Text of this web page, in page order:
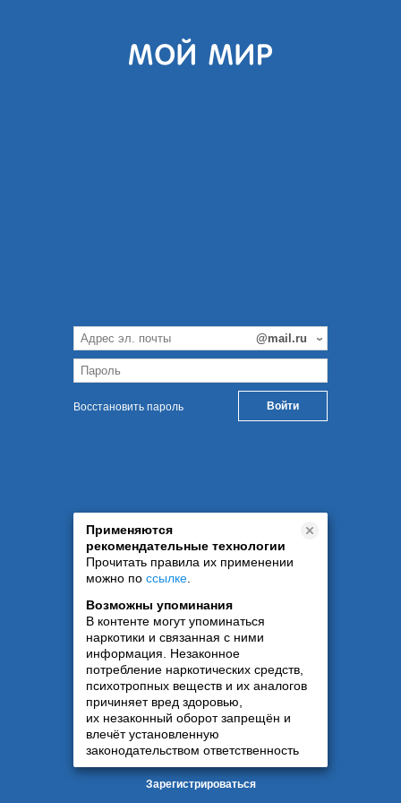
Восстановить пароль
Применяются
рекомендательные технологии
Прочитать правила их применении
можно по ссылке
Возможны упоминания
В контенте могут упоминаться
наркотики и связанная с ними
информация. Незаконное
потребление наркотических средств,
психотропных веществ и их аналогов
причиняет вред здоровью,
их незаконный оборот запрещён и
влечёт установленную
законодательством ответственность
Зарегистрироваться